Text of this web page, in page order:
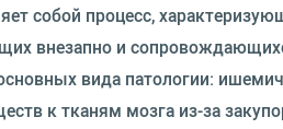
собой процесс,
внезапно и
вида патологии:
к тканям мозга из-за